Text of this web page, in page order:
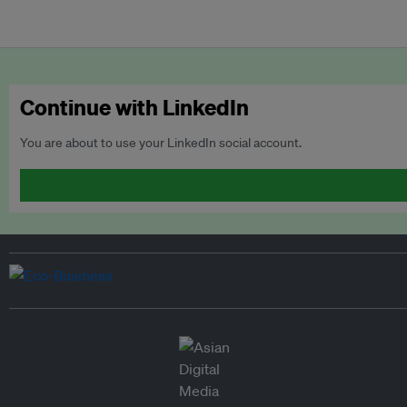
Continue with LinkedIn
You are about to use your LinkedIn social account.